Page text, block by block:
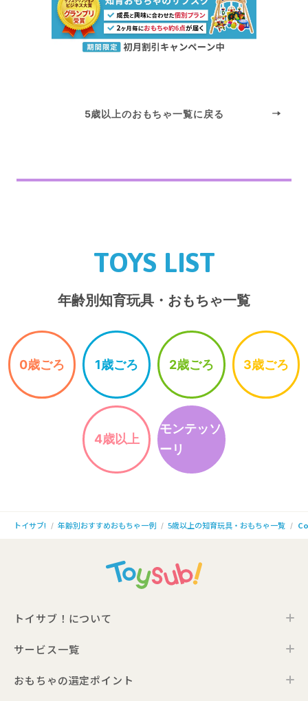
5歳以上のおもちゃ一覧に戻る
TOYS LIST
年齢別知育玩具・おもちゃ一覧
0歳ごろ 1歳ごろ 2歳ごろ 3歳ごろ
4歳以上
モンテッソ
ーリ
トイサブ! 年齢別おすすめおもちゃ一例 5歳以上の知育玩具・おもちゃ一覧
トイサブ！について
トイサブ！の特徴
サービス一覧
トイサブ！ファーストセレクション
おもちゃの選定ポイント